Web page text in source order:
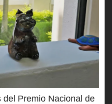
Premio Nacional de